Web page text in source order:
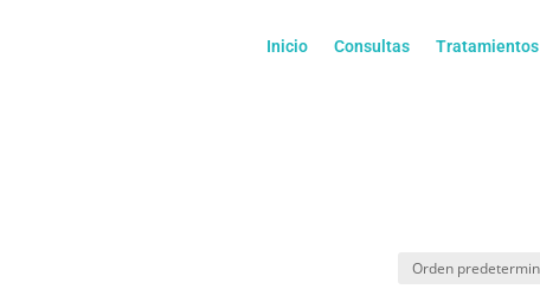
Inicio Consultas Tratamientos